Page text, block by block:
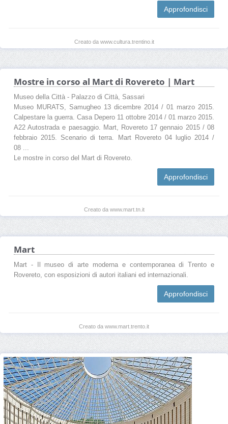
Approfondisci
Creato da www.cultura.trentino.it
Mostre in corso al Mart di Rovereto | Mart
Museo della Città - Palazzo di Città, Sassari
Museo MURATS, Samugheo 13 dicembre 2014 / 01 marzo 2015.
Calpestare la guerra. Casa Depero 11 ottobre 2014 / 01 marzo 2015.
A22 Autostrada e paesaggio. Mart, Rovereto 17 gennaio 2015 / 08
febbraio 2015. Scenario di terra. Mart Rovereto 04 luglio 2014 /
08 ...
Le mostre in corso del Mart di Rovereto.
Approfondisci
Creato da www.mart.tn.it
Mart
Mart - Il museo di arte moderna e contemporanea di Trento e
Rovereto, con esposizioni di autori italiani ed internazionali.
Approfondisci
Creato da www.mart.trento.it